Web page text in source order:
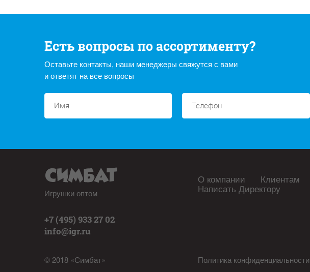
Есть вопросы по ассортименту?
Оставьте контакты, наши менеджеры свяжутся с вами
и ответят на все вопросы
Игрушки оптом
+7 (495) 933 27 02
info@igr.ru
© 2018 «Симбат»
О компании Клиентам
Написать Директору
Политика конфиденциальности